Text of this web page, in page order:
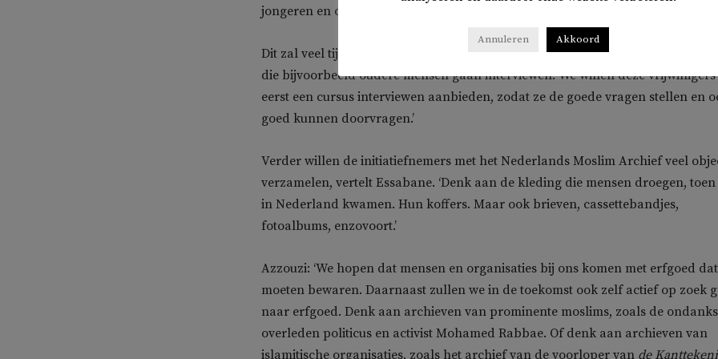
jongeren en ouderen optekenen.’
Dit zal veel tijd in beslag nemen. ‘We zoeken vrijwilligers, studenten en anderen,
die bijvoorbeeld oudere mensen gaan interviewen. We willen deze
eerst een cursus interviewen aanbieden, zodat ze de goede vragen stellen en
goed kunnen doorvragen.’
Verder willen de initiatiefnemers met het Nederlands Moslim Archief veel
verzamelen, vertelt Essabane. ‘Denk aan de kleding die mensen droegen, toen
in Nederland kwamen. Hun koffers. Maar ook brieven, cassettebandjes,
fotoalbums, enzovoort.’
Azzouzi: ‘We hopen dat mensen en organisaties bij ons komen met erfgoed
moeten bewaren. Daarnaast zullen we in de toekomst ook zelf actief op zoek
naar erfgoed. Denk aan archieven van prominente moslims, zoals de ondanks
overleden politicus en activist Mohamed Rabbae. Of denk aan archieven van
islamitische organisaties, zoals het archief van de voorloper van de
Annuleren Akkoord